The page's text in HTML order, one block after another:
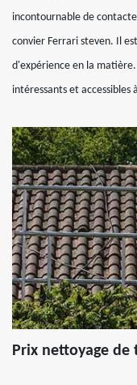
incontournable de
convier Ferrari steven. Il
d'expérience en la
intéressants et accessibles
Prix nettoyage de